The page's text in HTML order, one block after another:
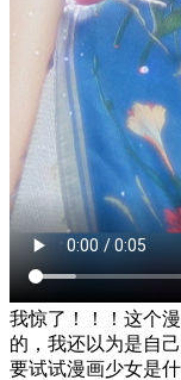
我惊了！！！这个
的，我还以为是自
要试试漫画少女是什